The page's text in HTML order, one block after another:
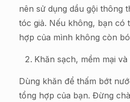
nên sử dụng dầu gội thông
tóc giả. Nếu không, bạn có
hợp của mình không còn
Khăn sạch, mềm mại
Dùng khăn để thấm bớt
tổng hợp của bạn. Đừng